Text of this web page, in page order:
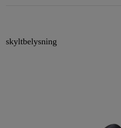
skyltbelysning